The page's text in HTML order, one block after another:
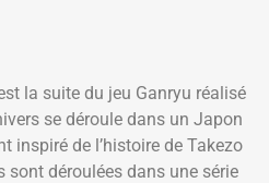
la suite du jeu Ganryu réalisé
se déroule dans un Japon
inspiré de l’histoire de Takezo
sont déroulées dans une série